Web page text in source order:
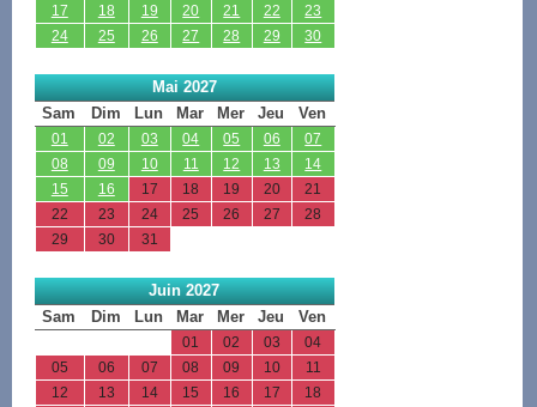
17
18 19 20 21 22
23
24
25 26 27 28 29 30
Mai 2027
Sam
Dim Lun Mar Mer Jeu Ven
01 02 03 04 05 06
07
08
09 10 11 12 13
14
15
16 17 18 19 20
21
22
23 24 25 26 27
28
29
30 31
Juin 2027
Sam
Dim Lun Mar Mer Jeu Ven
01 02 03
04
05
06 07 08 09 10
11
12
13 14 15 16 17
18